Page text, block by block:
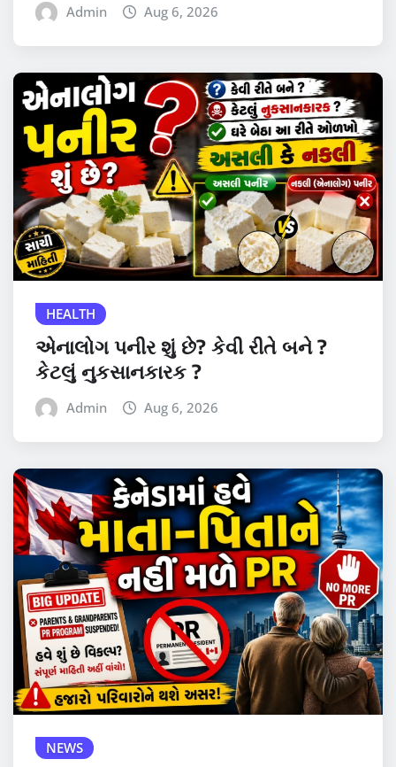
Admin Aug 6, 2026
HEALTH
એનાલોગ પનીર શું છે? કેવી રીતે બને ?
કેટલું નુકસાનકારક ?
Admin Aug 6, 2026
NEWS